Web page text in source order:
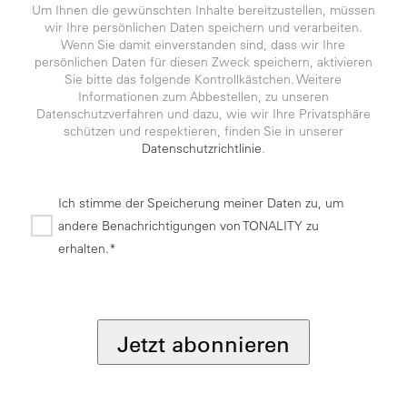
Um Ihnen die gewünschten Inhalte bereitzustellen, müssen
wir Ihre persönlichen Daten speichern und verarbeiten.
Wenn Sie damit einverstanden sind, dass wir Ihre
persönlichen Daten für diesen Zweck speichern, aktivieren
Sie bitte das folgende Kontrollkästchen. Weitere
Informationen zum Abbestellen, zu unseren
Datenschutzverfahren und dazu, wie wir Ihre Privatsphäre
schützen und respektieren, finden Sie in unserer
Datenschutzrichtlinie.
Ich stimme der Speicherung meiner Daten zu, um
andere Benachrichtigungen von TONALITY zu
erhalten.*
Jetzt abonnieren